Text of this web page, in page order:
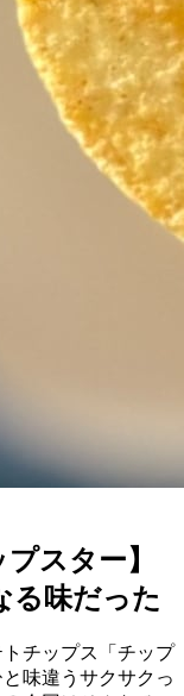
スター】
る味だった
チップス「チップ
味違うサクサクっ